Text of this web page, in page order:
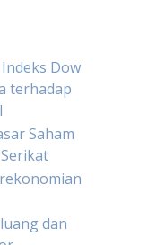
Dow
terhadap
Saham
dan